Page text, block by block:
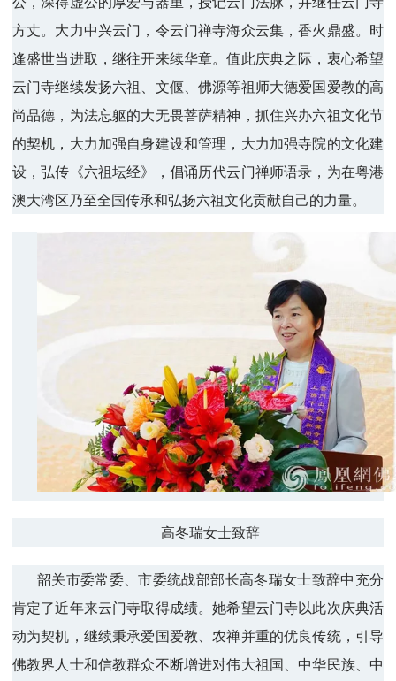
方丈。大力中兴云门，令云门禅寺海众云集，香火鼎盛。时
逢盛世当进取，继往开来续华章。值此庆典之际，衷心希望
云门寺继续发扬六祖、文偃、佛源等祖师大德爱国爱教的高
尚品德，为法忘躯的大无畏菩萨精神，抓住兴办六祖文化节
的契机，大力加强自身建设和管理，大力加强寺院的文化建
设，弘传《六祖坛经》，倡诵历代云门禅师语录，为在粤港
澳大湾区乃至全国传承和弘扬六祖文化贡献自己的力量。
高冬瑞女士致辞
韶关市委常委、市委统战部部长高冬瑞女士致辞中充分
肯定了近年来云门寺取得成绩。她希望云门寺以此次庆典活
动为契机，继续秉承爱国爱教、农禅并重的优良传统，引导
佛教界人士和信教群众不断增进对伟大祖国、中华民族、中